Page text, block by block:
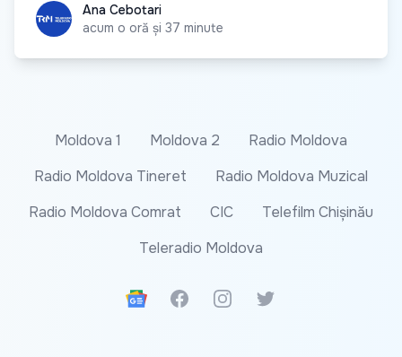
Ana CebotariAna Cebotari
acum o oră și 37 minute
Moldova 1 Moldova 2
Radio Moldova
Radio Moldova Tineret
Radio Moldova Muzical
Radio Moldova Comrat
CIC
Telefilm Chișinău
Teleradio Moldova
Google News
FacebookInstagramTwitter